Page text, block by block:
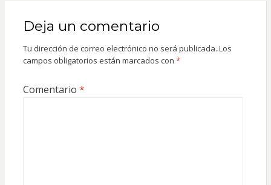
Deja un comentario
Tu dirección de correo electrónico no será publicada. Los
campos obligatorios están marcados con *
Comentario *